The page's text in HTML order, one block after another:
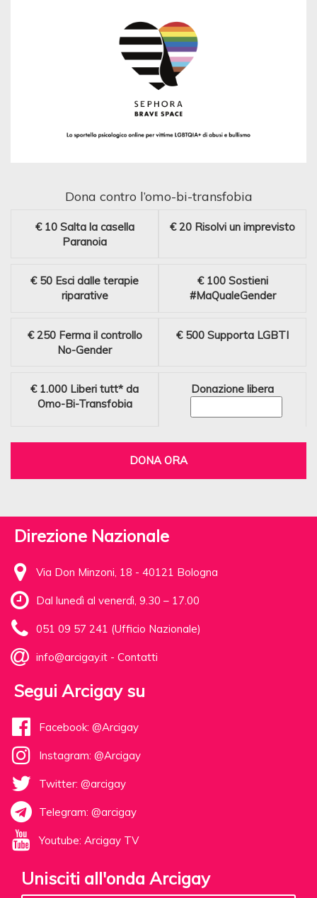
Dona contro l’omo-bi-transfobia
€ 10 Salta la casella
Paranoia
€ 20 Risolvi un imprevisto
€ 50 Esci dalle terapie
riparative
€ 100 Sostieni
#MaQualeGender
€ 250 Ferma il controllo
No-Gender
€ 500 Supporta LGBTI
€ 1.000 Liberi tutt* da
Omo-Bi-Transfobia
Donazione libera
DONA ORA
Direzione Nazionale
Via Don Minzoni, 18 - 40121 Bologna
Dal lunedì al venerdì, 9.30 – 17.00
051 09 57 241 (Ufficio Nazionale)
info@arcigay.it - Contatti
Segui Arcigay su
Facebook: @Arcigay
Instagram: @Arcigay
Twitter: @arcigay
Telegram: @arcigay
Youtube: Arcigay TV
Unisciti all'onda Arcigay